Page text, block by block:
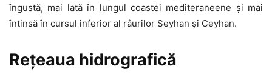
îngustă, mai lată în lungul coastei mediteraneene și mai
întinsă în cursul inferior al râurilor Seyhan și Ceyhan.
Rețeaua hidrografică